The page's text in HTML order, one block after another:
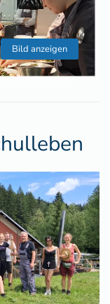
Bild anzeigen